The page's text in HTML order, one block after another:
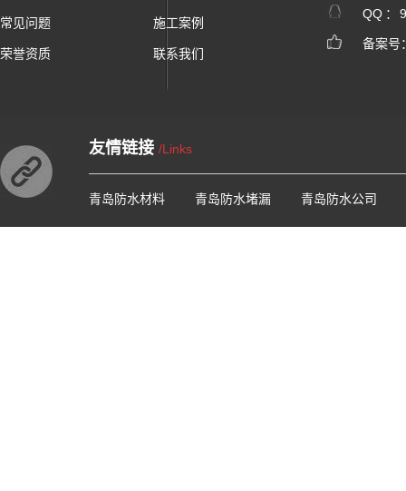
常见问题 施工案例
荣誉资质 联系我们
QQ ：
备案号
友情链接 /Links
青岛防水材料 青岛防水堵漏 青岛防水公司